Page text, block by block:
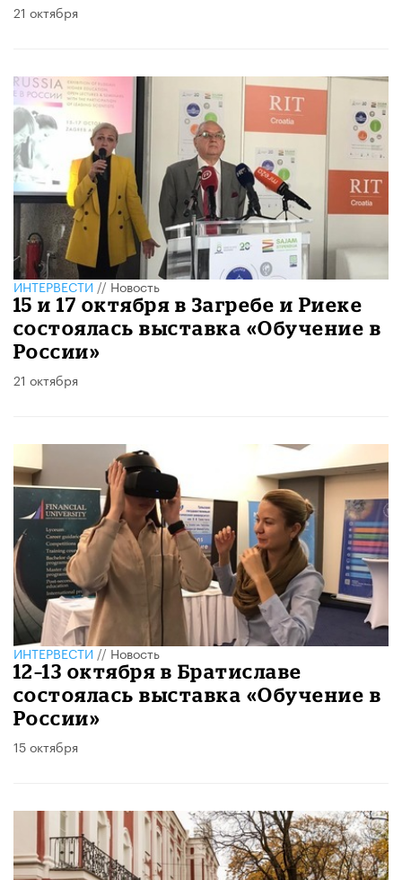
21 октября
ИНТЕРВЕСТИ//Новость
15 и 17 октября в Загребе и Риеке
состоялась выставка «Обучение в
России»
21 октября
ИНТЕРВЕСТИ//Новость
12–13 октября в Братиславе
состоялась выставка «Обучение в
России»
15 октября